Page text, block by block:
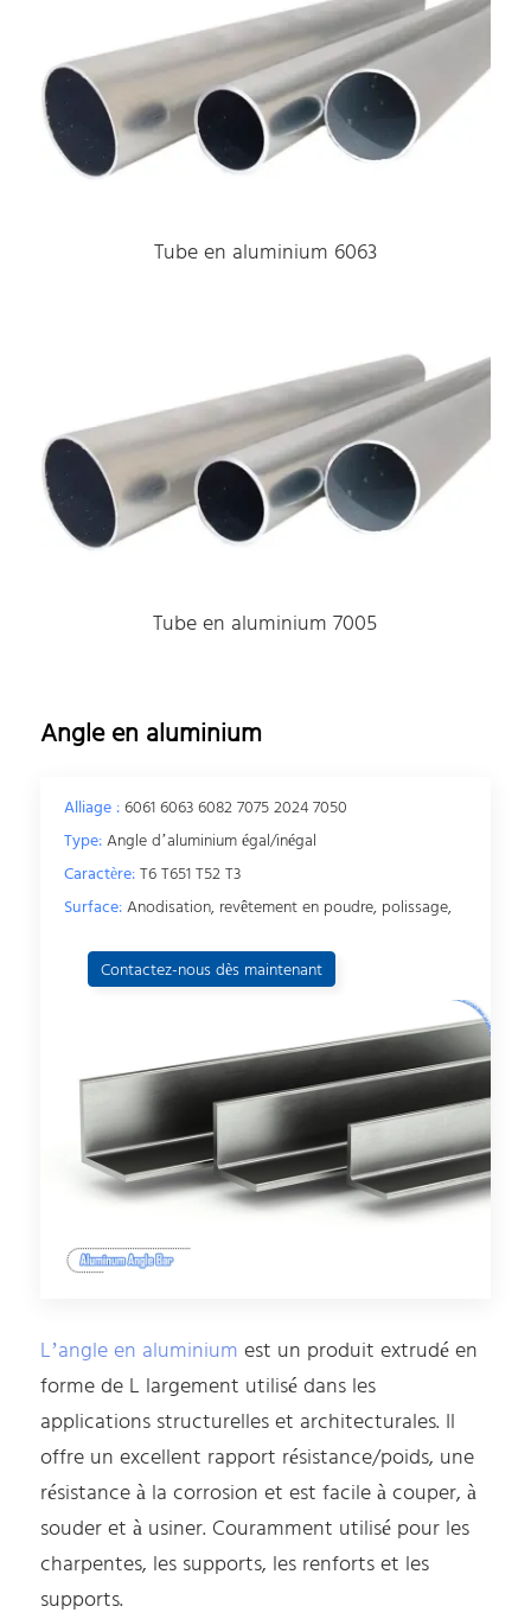
Tube en aluminium 6063
Tube en aluminium 7005
Angle en aluminium
Alliage :6061 6063 6082 7075 2024 7050
Type:Angle d’aluminium égal/inégal
Caractère:T6 T651 T52 T3
Surface:Anodisation, revêtement en poudre, polissage,
Contactez-nous dès maintenant
L’angle en aluminium est un produit extrudé en
forme de L largement utilisé dans les
applications structurelles et architecturales. Il
offre un excellent rapport résistance/poids, une
résistance à la corrosion et est facile à couper, à
souder et à usiner. Couramment utilisé pour les
charpentes, les supports, les renforts et les
supports.